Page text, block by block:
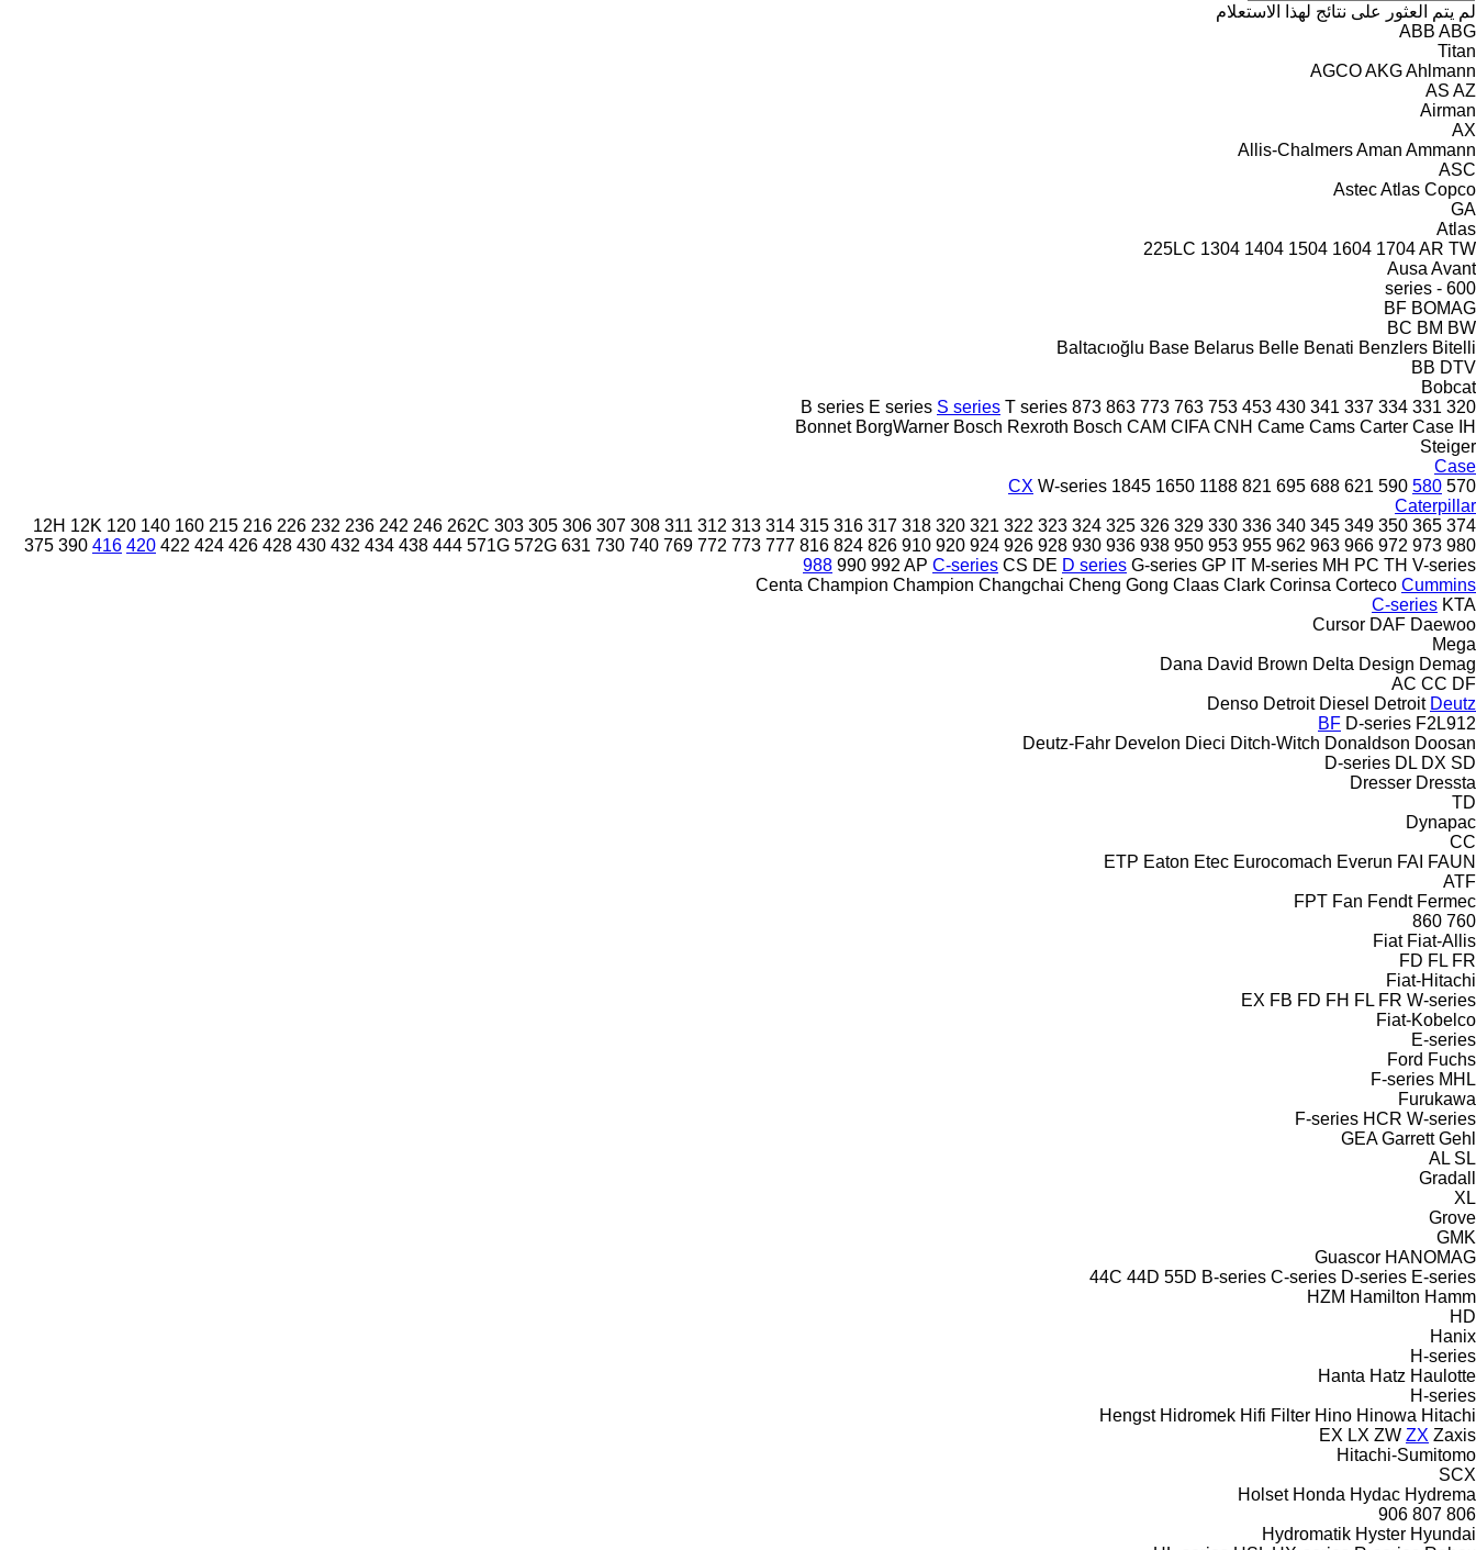
لم يتم العثور على نتائج لهذا الاستعلام
ABB ABG
Titan
AGCOAKGAhlmann
AS AZ
Airman
AX
Allis-ChalmersAman Ammann
ASC
AstecAtlas Copco
GA
Atlas
225LC 1304 1404 1504 1604 1704AR TW
Ausa Avant
600 - series
BF BOMAG
BC BM BW
Baltacıoğlu Base Belarus Belle Benati Benzlers Bitelli
BB DTV
Bobcat
320
331
334
337
341
430
453
753
763
773
863
873
B series E series S series T series
Bonnet BorgWarner Bosch Rexroth Bosch CAM CIFA CNH Came Cams Carter Case IH
Steiger
Case
570
580
590
621
688
695
821
1188
1650
1845
CX W-series
Caterpillar
12H 12K 120 140 160 215 216 226 232 236 242 246 262C 303 305 306 307 308 311 312 313 314 315 316 317 318 320 321 322 323 324 325 326 329 330 336 340 345 349 350 365 374
375 390 416 420 422 424 426 428 430 432 434 438 444 571G 572G 631 730 740 769 772 773 777 816 824 826 910 920 924 926 928 930 936 938 950 953 955 962 963 966 972 973 980
988 990 992 AP C-series CS DE D series G-series GP IT M-series MH PC TH V-series
Centa Champion Champion Changchai Cheng Gong Claas Clark Corinsa Corteco Cummins
C-series KTA
Cursor DAF Daewoo
Mega
Dana David Brown Delta Design Demag
AC CC DF
Denso Detroit Diesel Detroit Deutz
BF D-series F2L912
Deutz-Fahr Develon Dieci Ditch-Witch Donaldson Doosan
D-series DL DX SD
Dresser Dressta
TD
Dynapac
CC
ETP Eaton Etec Eurocomach Everun FAI FAUN
ATF
FPT Fan Fendt Fermec
760
860
Fiat Fiat-Allis
FD FL FR
Fiat-Hitachi
EX FB FD FH FL FR W-series
Fiat-Kobelco
E-series
Ford Fuchs
F-series MHL
Furukawa
F-series HCR W-series
GEA Garrett Gehl
AL SL
Gradall
XL
Grove
GMK
Guascor HANOMAG
44C 44D 55D B-series C-series D-series E-series
HZM Hamilton Hamm
HD
Hanix
H-series
Hanta Hatz Haulotte
H-series
Hengst Hidromek Hifi Filter Hino Hinowa Hitachi
EX LX ZW ZX Zaxis
Hitachi-Sumitomo
SCX
Holset Honda Hydac Hydrema
806
807
906
Hydromatik Hyster Hyundai